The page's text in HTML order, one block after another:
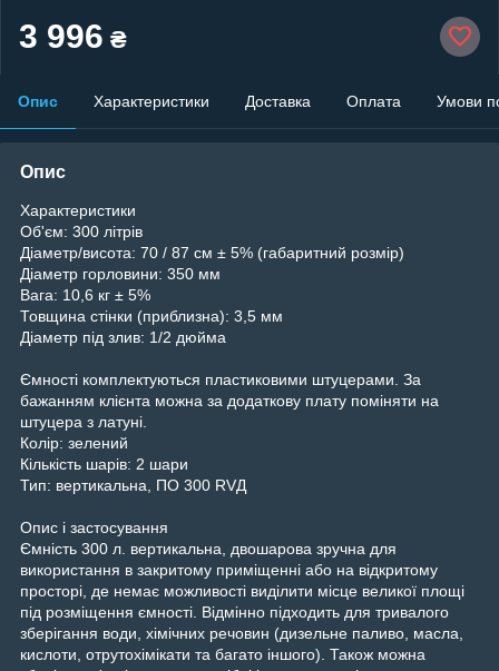
3 996 ₴
Опис Характеристики Доставка Оплата Умови
Опис
Характеристики
Об'єм: 300 літрів
Діаметр/висота: 70 / 87 см ± 5% (габаритний розмір)
Діаметр горловини: 350 мм
Вага: 10,6 кг ± 5%
Товщина стінки (приблизна): 3,5 мм
Діаметр під злив: 1/2 дюйма
Ємності комплектуються пластиковими штуцерами. За
бажанням клієнта можна за додаткову плату поміняти на
штуцера з латуні.
Колір: зелений
Кількість шарів: 2 шари
Тип: вертикальна, ПО 300 RVД
Опис і застосування
Ємність 300 л. вертикальна, двошарова зручна для
використання в закритому приміщенні або на відкритому
просторі, де немає можливості виділити місце великої площі
під розміщення ємності. Відмінно підходить для тривалого
зберігання води, хімічних речовин (дизельне паливо, масла,
кислоти, отрутохімікати та багато іншого). Також можна